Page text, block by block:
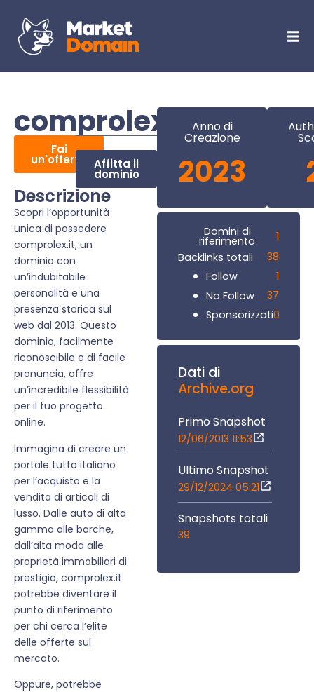
comprolex.it
Fai
un'offerta Affitta il
dominio
Descrizione
Scopri l’opportunità
unica di possedere
comprolex.it, un
dominio con
un’indubitabile
personalità e una
presenza storica sul
web dal 2013. Questo
dominio, facilmente
riconoscibile e di facile
pronuncia, offre
un’incredibile flessibilità
per il tuo progetto
online.
Immagina di creare un
portale tutto italiano
per l’acquisto e la
vendita di articoli di
lusso. Dalle auto di alta
gamma alle barche,
dall’alta moda alle
proprietà immobiliari di
prestigio, comprolex.it
potrebbe diventare il
punto di riferimento
per chi cerca l’elite
delle offerte sul
mercato.
Oppure, potrebbe
Anno di
Creazione
2023
Domini di
riferimento
1
Backlinks totali
38
Follow
1
No Follow
37
Sponsorizzati0
Dati di
Archive.org
Primo Snapshot
12/06/2013 11:53
Ultimo Snapshot
29/12/2024 05:21
Snapshots totali
39